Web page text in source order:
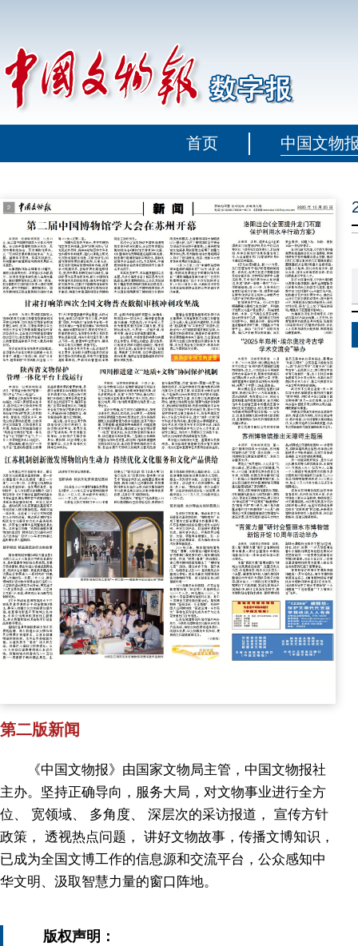
首页 中国文物
第二版新闻
《中国文物报》由国家文物局主管，中国文物报社
主办。坚持正确导向，服务大局，对文物事业进行全方
位、 宽领域、 多角度、 深层次的采访报道， 宣传方针
政策， 透视热点问题， 讲好文物故事，传播文博知识，
已成为全国文博工作的信息源和交流平台，公众感知中
华文明、汲取智慧力量的窗口阵地。
版权声明：